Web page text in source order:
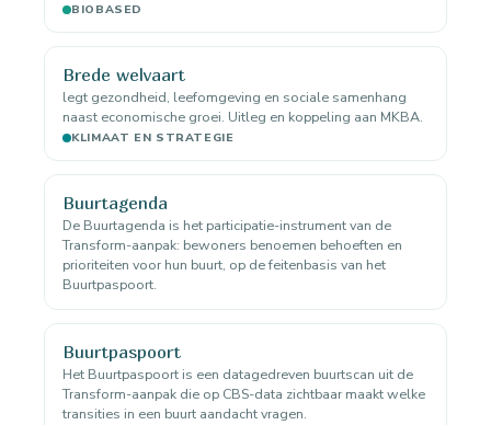
BIOBASED
Brede welvaart
legt gezondheid, leefomgeving en sociale samenhang
naast economische groei. Uitleg en koppeling aan MKBA.
KLIMAAT EN STRATEGIE
Buurtagenda
De Buurtagenda is het participatie-instrument van de
Transform-aanpak: bewoners benoemen behoeften en
prioriteiten voor hun buurt, op de feitenbasis van het
Buurtpaspoort.
Buurtpaspoort
Het Buurtpaspoort is een datagedreven buurtscan uit de
Transform-aanpak die op CBS-data zichtbaar maakt welke
transities in een buurt aandacht vragen.